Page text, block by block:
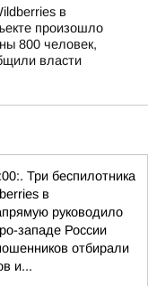
в
произошло
800 человек,
власти
Три беспилотника
в
руководило
западе России
отбирали
и...